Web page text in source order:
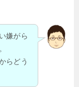
嫌がら
らどう